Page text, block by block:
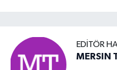
EDITÖR
MERSIN